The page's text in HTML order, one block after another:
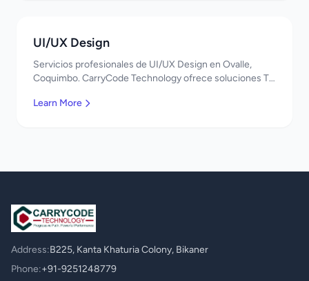
UI/UX Design
Servicios profesionales de UI/UX Design en Ovalle,
Coquimbo. CarryCode Technology ofrece soluciones TI
Learn More
Address:B225, Kanta Khaturia Colony, Bikaner
Phone:+91-9251248779